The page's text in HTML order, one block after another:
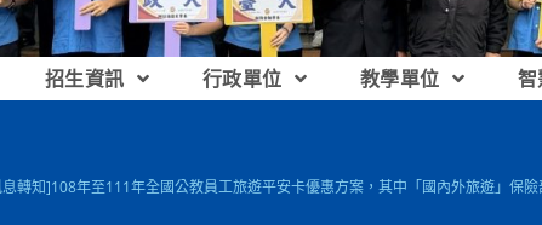
招生資訊 行政單位 教學單位 智
轉知]108年至111年全國公教員工旅遊平安卡優惠方案，其中「國內外旅遊」保